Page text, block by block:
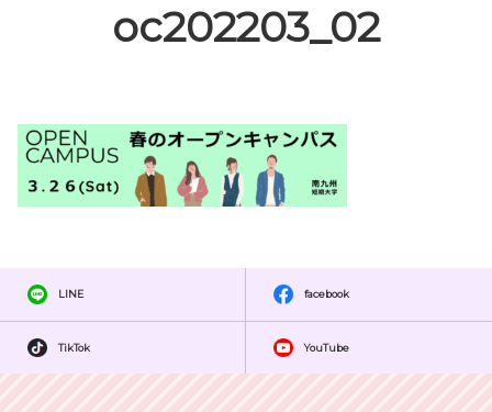
oc202203_02
LINE facebook
TikTok YouTube